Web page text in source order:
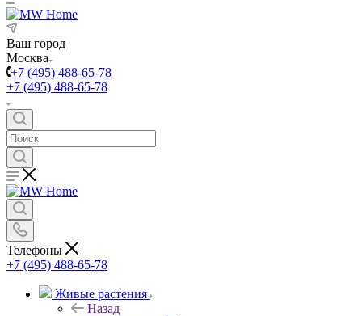
Ваш город
Москва
+7 (495) 488-65-78
+7 (495) 488-65-78
Телефоны
+7 (495) 488-65-78
Живые растения
Назад